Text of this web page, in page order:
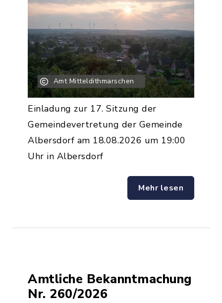
Amt Mitteldithmarschen
Einladung zur 17. Sitzung der
Gemeindevertretung der Gemeinde
Albersdorf am 18.08.2026 um 19:00
Uhr in Albersdorf
Mehr lesen
Amtliche Bekanntmachung
Nr. 260/2026